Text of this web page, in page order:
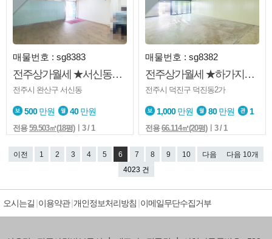
매물번호 : sg8383
전주상가월세 ★서신동★1층상가★사무실★소매점★생활가능★내부화장실
전주시 완산구 서신동
500만원 40만원
전용59.503㎡(18평)ㅣ3 / 1
매물번호 : sg8382
전주상가월세 ★하가지구★1층★가시성굿★소매점★미용업★내부화장실
전주시 덕진구 덕진동2가
1,000만원 80만원 1
전용66.114㎡(20평)ㅣ3 / 1
이전 1 2 3 4 5 6 7 8 9 10 다음
다음 10개
4023 건
오시는길 이용약관 개인정보처리방침 이메일무단수집거부